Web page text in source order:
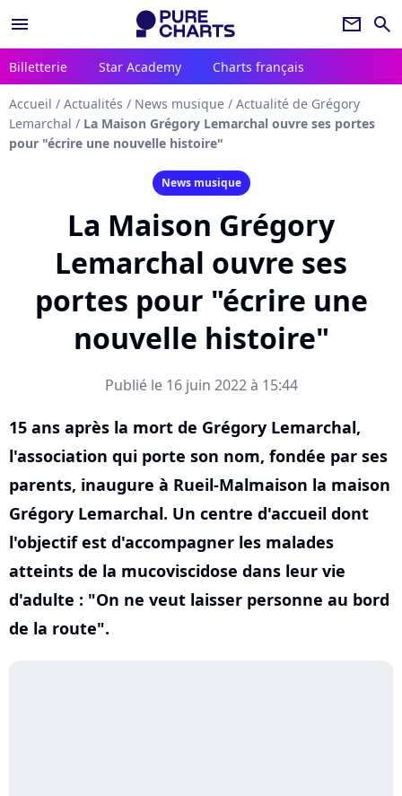
menu newsletter search
Billetterie Star Academy Charts français
Accueil / Actualités / News musique / Actualité de Grégory
Lemarchal / La Maison Grégory Lemarchal ouvre ses portes
pour "écrire une nouvelle histoire"
News musique
La Maison Grégory
Lemarchal ouvre ses
portes pour "écrire une
nouvelle histoire"
Publié le 16 juin 2022 à 15:44
15 ans après la mort de Grégory Lemarchal,
l'association qui porte son nom, fondée par ses
parents, inaugure à Rueil-Malmaison la maison
Grégory Lemarchal. Un centre d'accueil dont
l'objectif est d'accompagner les malades
atteints de la mucoviscidose dans leur vie
d'adulte : "On ne veut laisser personne au bord
de la route".